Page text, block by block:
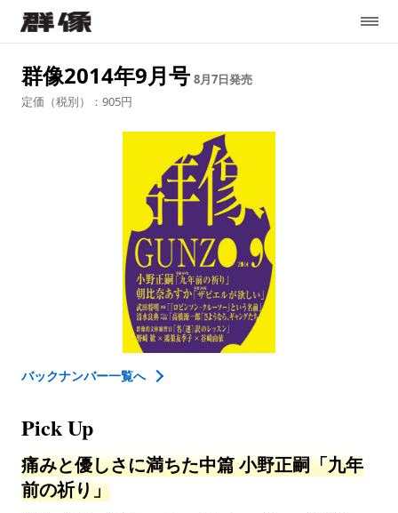
群像2014年9月号 8月7日発売
定価（税別）：905円
バックナンバー一覧へ
Pick Up
痛みと優しさに満ちた中篇小野正嗣「九年
前の祈り」